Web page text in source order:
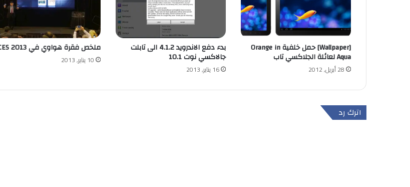
[Wallpaper] حمل خلفية Orange in
Aqua لعائلة الجلاكسي تاب
28 أبريل, 2012
بدء دفع الاندرويد 4.1.2 الى تابلت
جالاكسي نوت 10.1
16 يناير, 2013
ملخص فقرة هواوي في CES 2013
10 يناير, 2013
اترك رد